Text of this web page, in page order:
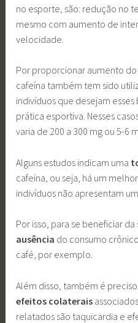
no esporte, são: redução no
mesmo com aumento de
velocidade.
Por proporcionar aumento do
cafeína também tem sido
indivíduos que desejam
prática esportiva. Nesses
varia de 200 a 300 mg ou 5-6
Alguns estudos indicam uma
cafeína, ou seja, há um
indivíduos não apresentam
Por isso, para se beneficiar
ausência do consumo
café, por exemplo.
Além disso, também é
efeitos colaterais
relatados são taquicardia e